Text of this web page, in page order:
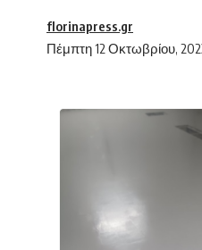
Πέμπτη 12 Οκτωβρίου,
florinapress.gr